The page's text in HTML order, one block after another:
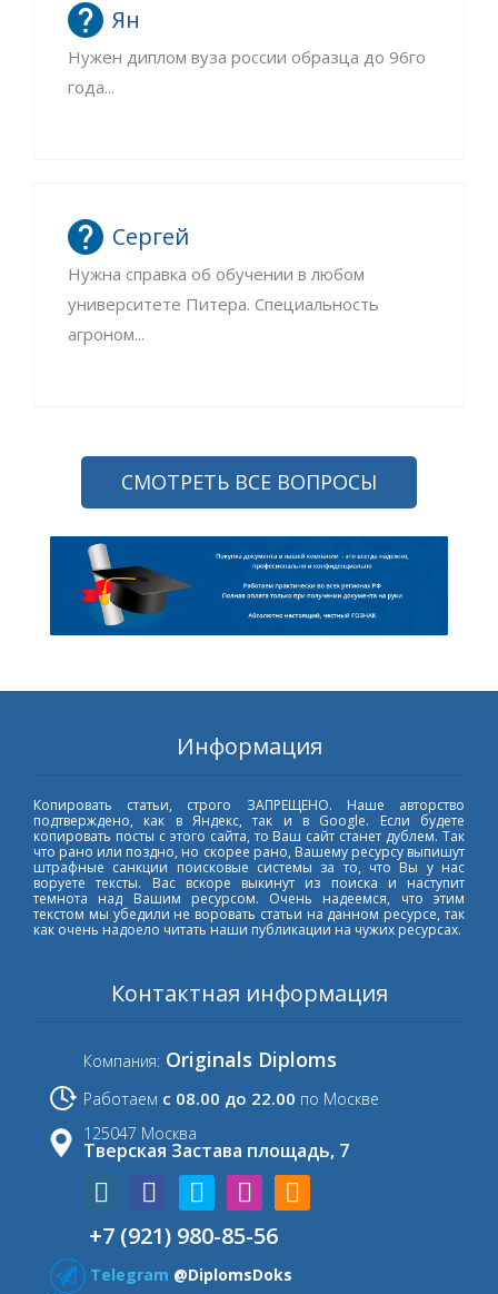
Ян
Нужен диплом вуза россии образца до 96го
года...
Сергей
Нужна справка об обучении в любом
университете Питера. Специальность
агроном...
СМОТРЕТЬ ВСЕ ВОПРОСЫ
Информация
Копировать статьи, строго ЗАПРЕЩЕНО. Наше авторство
подтверждено, как в Яндекс, так и в Google. Если будете
копировать посты с этого сайта, то Ваш сайт станет дублем. Так
что рано или поздно, но скорее рано, Вашему ресурсу выпишут
штрафные санкции поисковые системы за то, что Вы у нас
воруете тексты. Вас вскоре выкинут из поиска и наступит
темнота над Вашим ресурсом. Очень надеемся, что этим
текстом мы убедили не воровать статьи на данном ресурсе, так
как очень надоело читать наши публикации на чужих ресурсах.
Контактная информация
Компания: Originals Diploms
Работаем с 08.00 до 22.00 по Москве
125047 Москва
Тверская Застава площадь, 7
+7 (921) 980-85-56
Telegram @DiplomsDoks